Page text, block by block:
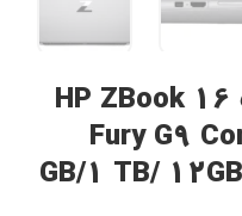
لپ تاپ استوک زدبوک HP ZBook 16
Fury G9
GB/1 TB/